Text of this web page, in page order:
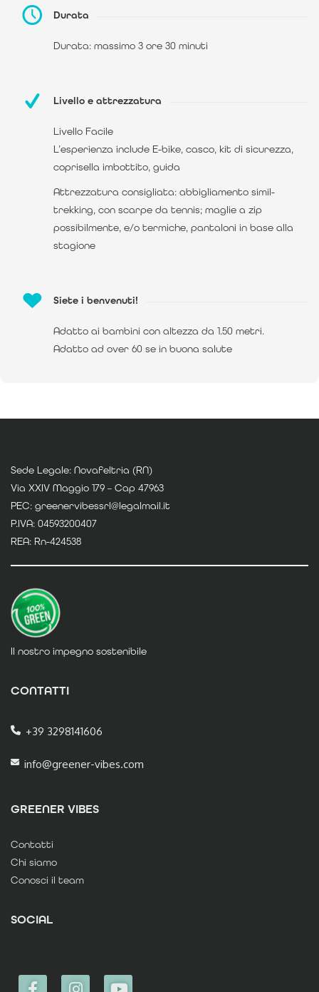
Durata
Durata: massimo 3 ore 30 minuti
Livello e attrezzatura
Livello Facile
L’esperienza include E-bike, casco, kit di sicurezza,
coprisella imbottito, guida
Attrezzatura consigliata: abbigliamento simil-
trekking, con scarpe da tennis; maglie a zip
possibilmente, e/o termiche, pantaloni in base alla
stagione
Siete i benvenuti!
Adatto ai bambini con altezza da 1.50 metri.
Adatto ad over 60 se in buona salute
Sede Legale: Novafeltria (RN)
Via XXIV Maggio 179 – Cap 47963
PEC: greenervibessrl@legalmail.it
P.IVA: 04593200407
REA: Rn-424538
Il nostro impegno sostenibile
CONTATTI
+39 3298141606
info@greener-vibes.com
GREENER VIBES
Contatti
Chi siamo
Conosci il team
SOCIAL